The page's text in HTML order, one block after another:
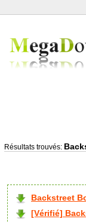
Résultats trouvés:
Backstreet
[Vérifié]